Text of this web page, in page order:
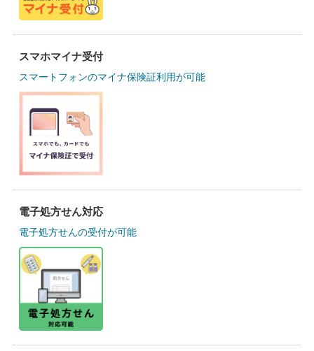
スマホマイナ受付
スマートフォンのマイナ保険証利用が可能
電子処方せん対応
電子処方せんの受付が可能